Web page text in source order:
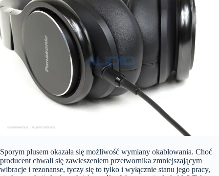
Sporym plusem okazała się możliwość wymiany okablowania. Choć
producent chwali się zawieszeniem przetwornika zmniejszającym
wibracje i rezonanse, tyczy się to tylko i wyłącznie stanu jego pracy,